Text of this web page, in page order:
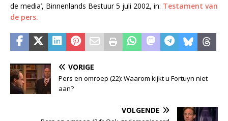
de media’, Binnenlands Bestuur 5 juli 2002, in: Testament van
de pers.
VORIGE
Pers en omroep (22): Waarom kijkt u Fortuyn niet
aan?
VOLGENDE